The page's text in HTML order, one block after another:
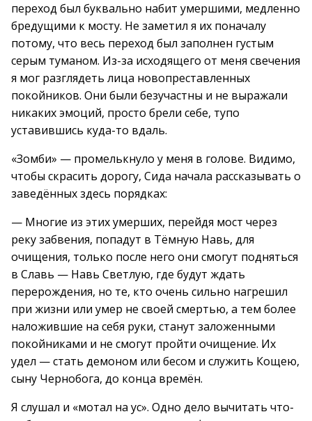
переход был буквально набит умершими, медленно
бредущими к мосту. Не заметил я их поначалу
потому, что весь переход был заполнен густым
серым туманом. Из-за исходящего от меня свечения
я мог разглядеть лица новопреставленных
покойников. Они были безучастны и не выражали
никаких эмоций, просто брели себе, тупо
уставившись куда-то вдаль.
«Зомби» — промелькнуло у меня в голове. Видимо,
чтобы скрасить дорогу, Сида начала рассказывать о
заведённых здесь порядках:
— Многие из этих умерших, перейдя мост через
реку забвения, попадут в Тёмную Навь, для
очищения, только после него они смогут подняться
в Славь — Навь Светлую, где будут ждать
перерождения, но те, кто очень сильно нагрешил
при жизни или умер не своей смертью, а тем более
наложившие на себя руки, станут заложенными
покойниками и не смогут пройти очищение. Их
удел — стать демоном или бесом и служить Кощею,
сыну Чернобога, до конца времён.
Я слушал и «мотал на ус». Одно дело вычитать что-